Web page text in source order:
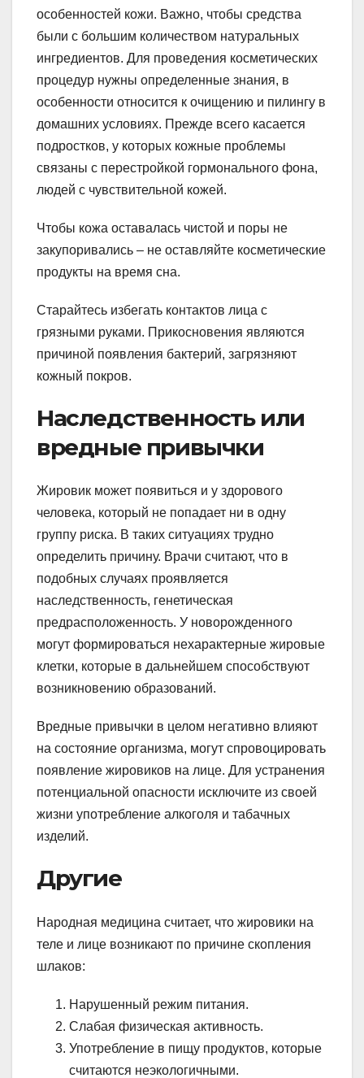
особенностей кожи. Важно, чтобы средства
были с большим количеством натуральных
ингредиентов. Для проведения косметических
процедур нужны определенные знания, в
особенности относится к очищению и пилингу в
домашних условиях. Прежде всего касается
подростков, у которых кожные проблемы
связаны с перестройкой гормонального фона,
людей с чувствительной кожей.
Чтобы кожа оставалась чистой и поры не
закупоривались – не оставляйте косметические
продукты на время сна.
Старайтесь избегать контактов лица с
грязными руками. Прикосновения являются
причиной появления бактерий, загрязняют
кожный покров.
Наследственность или
вредные привычки
Жировик может появиться и у здорового
человека, который не попадает ни в одну
группу риска. В таких ситуациях трудно
определить причину. Врачи считают, что в
подобных случаях проявляется
наследственность, генетическая
предрасположенность. У новорожденного
могут формироваться нехарактерные жировые
клетки, которые в дальнейшем способствуют
возникновению образований.
Вредные привычки в целом негативно влияют
на состояние организма, могут спровоцировать
появление жировиков на лице. Для устранения
потенциальной опасности исключите из своей
жизни употребление алкоголя и табачных
изделий.
Другие
Народная медицина считает, что жировики на
теле и лице возникают по причине скопления
шлаков:
Нарушенный режим питания.
Слабая физическая активность.
Употребление в пищу продуктов, которые
считаются неэкологичными.